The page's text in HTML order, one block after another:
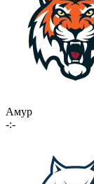
Амур
-:-